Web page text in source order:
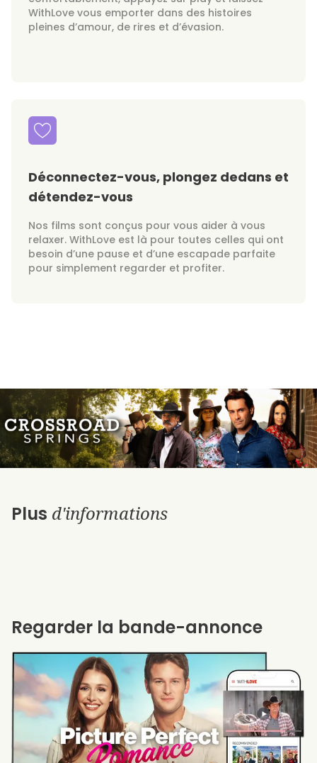
WithLove vous emporter dans des histoires
pleines d’amour, de rires et d’évasion.
Déconnectez-vous, plongez dedans et
détendez-vous
Nos films sont conçus pour vous aider à vous
relaxer. WithLove est là pour toutes celles qui ont
besoin d’une pause et d’une escapade parfaite
pour simplement regarder et profiter.
Plus d'informations
Regarder la bande-annonce